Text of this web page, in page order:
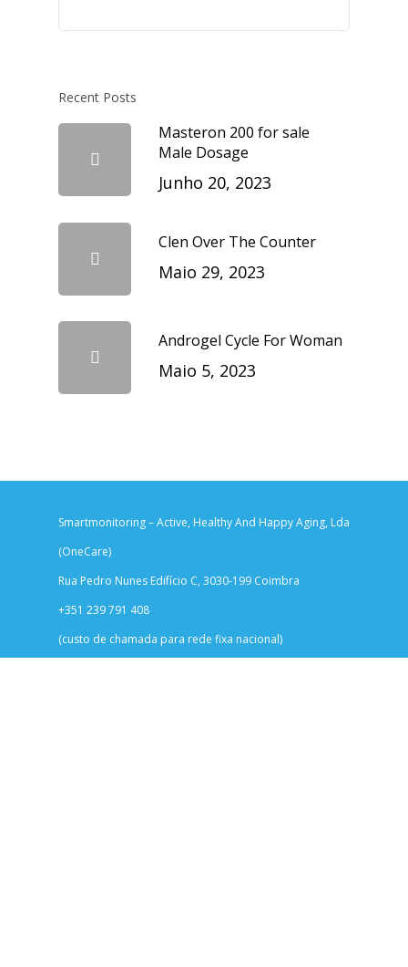
Recent Posts
Masteron 200 for sale
Male Dosage
Junho 20, 2023
Clen Over The Counter
Maio 29, 2023
Androgel Cycle For Woman
Maio 5, 2023
Smartmonitoring – Active, Healthy And Happy Aging, Lda
(OneCare)
Rua Pedro Nunes Edifício C, 3030-199 Coimbra
+351 239 791 408
(custo de chamada para rede fixa nacional)